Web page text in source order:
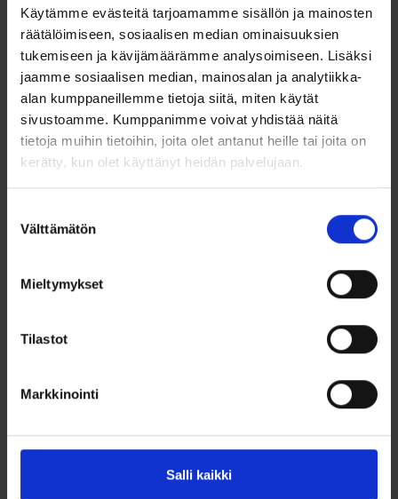
Käytämme evästeitä tarjoamamme sisällön ja mainosten
räätälöimiseen, sosiaalisen median ominaisuuksien
tukemiseen ja kävijämäärämme analysoimiseen. Lisäksi
jaamme sosiaalisen median, mainosalan ja analytiikka-
alan kumppaneillemme tietoja siitä, miten käytät
sivustoamme. Kumppanimme voivat yhdistää näitä
tietoja muihin tietoihin, joita olet antanut heille tai joita on
kerätty, kun olet käyttänyt heidän palvelujaan.
valinta
Välttämätön
Mieltymykset
Tilastot
Markkinointi
Salli kaikki
sormuksilla ei ole palautusoikeutta.
Vaihto- ja palautusoikeus
2 viikon vaihto- ja palautusoikeus. Mikäli vaihdat
normaalihintaiseen tuotteeseen, veloitamme sinulta hinnan
erotuksen.
Kaiverretulla tuotteella ei ole palautusoikeutta.
Titaani sormusmateriaalina
ihonlämpöiseltä. Titaanisormus on myös hyvä sormus
allergiselle ja herkkäihoiselle, sillä titaani soveltuu allergisille
kestävä materiaali, mutta naarmuuntuu herkästi.
Sormukseen muodostuu aikaa myöten himmeä patina.
mattapintaisen titaanisormuksen voi kotikonsteillakin matata
itse, esimerkiksi Patapata villalla.
Collection Ruesch Sormukset
Sormusvalmistaja Brüder Nowotny KG , perustettu 1881, on